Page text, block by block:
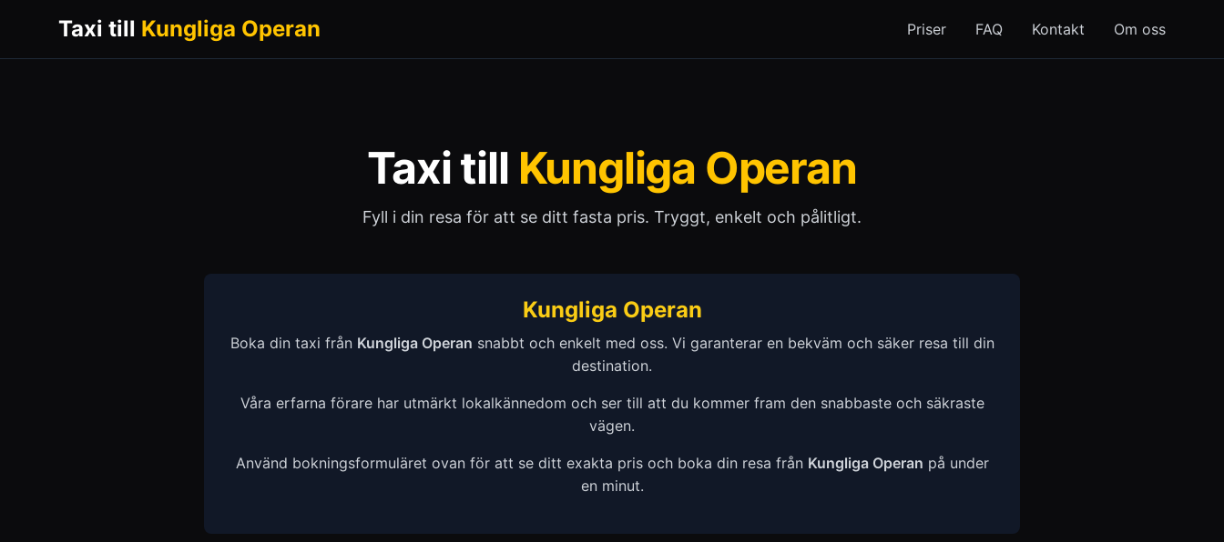
Taxi till Kungliga Operan Priser FAQ Kontakt Om oss
Taxi till Kungliga Operan
Fyll i din resa för att se ditt fasta pris. Tryggt, enkelt och pålitligt.
Kungliga Operan
Boka din taxi från Kungliga Operan snabbt och enkelt med oss. Vi garanterar en bekväm och säker resa till din
destination.
Våra erfarna förare har utmärkt lokalkännedom och ser till att du kommer fram den snabbaste och säkraste
vägen.
Använd bokningsformuläret ovan för att se ditt exakta pris och boka din resa från Kungliga Operan på under
en minut.